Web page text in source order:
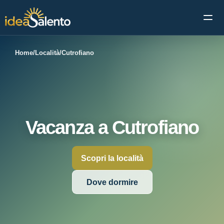
Apri
Home/Località/Cutrofiano
Vacanza a Cutrofiano
Scopri la località
Dove dormire